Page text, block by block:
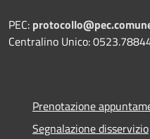
PEC:
Centralino Unico:
Prenotazione
Segnalazione disservizio